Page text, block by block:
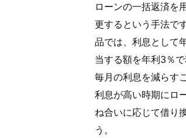
ローンの一括返済を
更するという手法で
品では、利息として
当する額を年利3％
毎月の利息を減らす
利息が高い時期にロ
ね合いに応じて借り
う。